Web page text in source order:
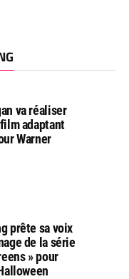
va réaliser
adaptant
Warner
prête sa voix
de la série
» pour